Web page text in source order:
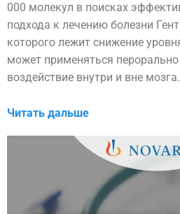
000 молекул в поисках
подхода к лечению болезни
которого лежит снижение
может применяться
воздействие внутри и вне мозга.
Читать дальше